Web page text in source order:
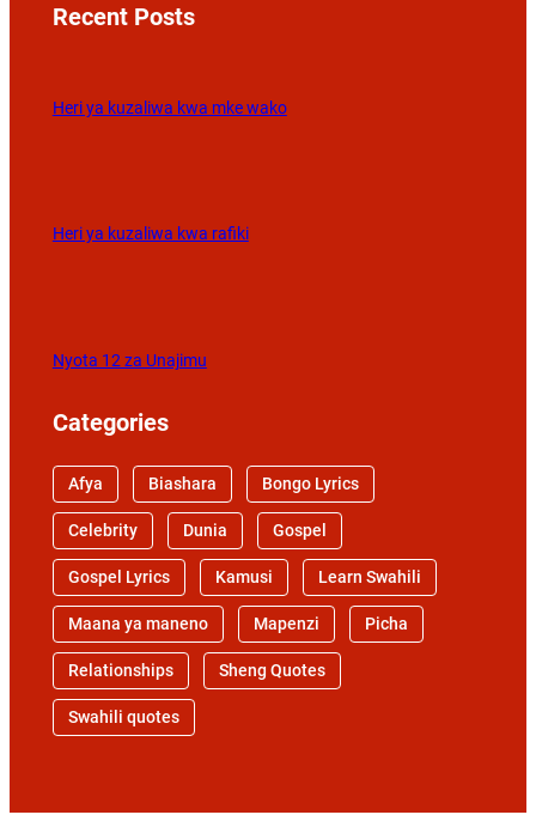
Recent Posts
Heri ya kuzaliwa kwa mke wako
Heri ya kuzaliwa kwa rafiki
Nyota 12 za Unajimu
Categories
Afya Biashara Bongo Lyrics
Celebrity Dunia Gospel
Gospel Lyrics Kamusi Learn Swahili
Maana ya maneno Mapenzi Picha
Relationships Sheng Quotes
Swahili quotes